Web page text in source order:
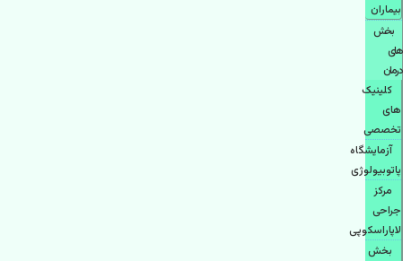
بیماران
بخش
های
درمان
کلینیک
های
تخصصی
آزمایشگاه
پاتوبیولوژی
مرکز
جراحی
لاپاراسکوپی
بخش